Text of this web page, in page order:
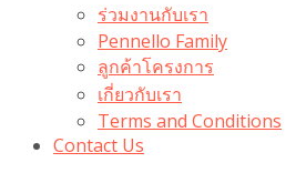
ร่วมงานกับเรา
Pennello Family
ลูกค้าโครงการ
เกี่ยวกับเรา
Terms and Conditions
Contact Us